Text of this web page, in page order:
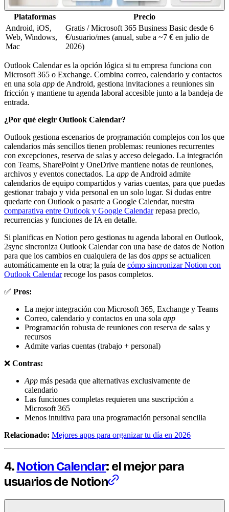
Plataformas
Precio
Android, iOS,
Web, Windows,
Mac
Gratis / Microsoft 365 Business Basic desde 6
€/usuario/mes (anual, sube a ~7 € en julio de
2026)
Outlook Calendar es la opción lógica si tu empresa funciona con
Microsoft 365 o Exchange. Combina correo, calendario y contactos
en una sola app de Android, gestiona invitaciones a reuniones sin
fricción y mantiene tu agenda laboral accesible junto a la bandeja de
entrada.
¿Por qué elegir Outlook Calendar?
Outlook gestiona escenarios de programación complejos con los que
calendarios más sencillos tienen problemas: reuniones recurrentes
con excepciones, reserva de salas y acceso delegado. La integración
con Teams, SharePoint y OneDrive mantiene notas de reuniones,
archivos y eventos conectados. La app de Android admite
calendarios de equipo compartidos y varias cuentas, para que puedas
gestionar trabajo y vida personal en un solo lugar. Si dudas entre
quedarte con Outlook o pasarte a Google Calendar, nuestra
comparativa entre Outlook y Google Calendarrepasa precio,
recurrencias y funciones de IA en detalle.
Si planificas en Notion pero gestionas tu agenda laboral en Outlook,
2sync sincroniza Outlook Calendar con una base de datos de Notion
para que los cambios en cualquiera de las dos apps se actualicen
automáticamente en la otra; la guía de cómo sincronizar Notion con
Outlook Calendarrecoge los pasos completos.
✅ Pros:
La mejor integración con Microsoft 365, Exchange y Teams
Correo, calendario y contactos en una sola app
Programación robusta de reuniones con reserva de salas y
recursos
Admite varias cuentas (trabajo + personal)
❌ Contras:
App más pesada que alternativas exclusivamente de
calendario
Las funciones completas requieren una suscripción a
Microsoft 365
Menos intuitiva para una programación personal sencilla
Relacionado: Mejores apps para organizar tu día en 2026
4. Notion Calendar: el mejor para
usuarios de Notion